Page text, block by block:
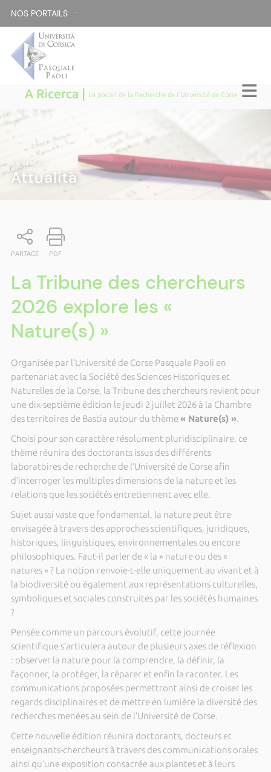
NOS PORTAILS :
A Ricerca | Le portail de la Recherche de l'Université de Corse
A RICERCA
Attualità
PARTAGE PDF
La Tribune des chercheurs
2026 explore les «
Nature(s) »
Organisée par l’Université de Corse Pasquale Paoli en
partenariat avec la Société des Sciences Historiques et
Naturelles de la Corse, la Tribune des chercheurs revient pour
une dix-septième édition le jeudi 2 juillet 2026 à la Chambre
des territoires de Bastia autour du thème« Nature(s) ».
Choisi pour son caractère résolument pluridisciplinaire, ce
thème réunira des doctorants issus des différents
laboratoires de recherche de l’Université de Corse afin
d’interroger les multiples dimensions de la nature et les
relations que les sociétés entretiennent avec elle.
Sujet aussi vaste que fondamental, la nature peut être
envisagée à travers des approches scientifiques, juridiques,
historiques, linguistiques, environnementales ou encore
philosophiques. Faut-il parler de « la » nature ou des «
natures » ? La notion renvoie-t-elle uniquement au vivant et à
la biodiversité ou également aux représentations culturelles,
symboliques et sociales construites par les sociétés humaines
?
Pensée comme un parcours évolutif, cette journée
scientifique s’articulera autour de plusieurs axes de réflexion
: observer la nature pour la comprendre, la définir, la
façonner, la protéger, la réparer et enfin la raconter. Les
communications proposées permettront ainsi de croiser les
regards disciplinaires et de mettre en lumière la diversité des
recherches menées au sein de l’Université de Corse.
Cette nouvelle édition réunira doctorants, docteurs et
enseignants-chercheurs à travers des communications orales
ainsi qu’une exposition consacrée aux plantes et à leurs